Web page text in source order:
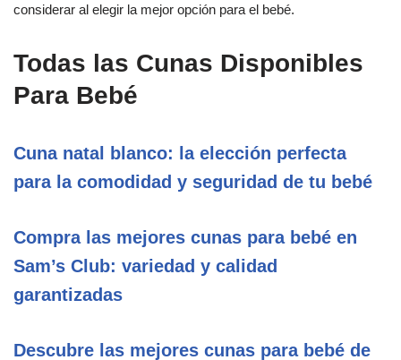
considerar al elegir la mejor opción para el bebé.
Todas las Cunas Disponibles
Para Bebé
Cuna natal blanco: la elección perfecta
para la comodidad y seguridad de tu bebé
Compra las mejores cunas para bebé en
Sam’s Club: variedad y calidad
garantizadas
Descubre las mejores cunas para bebé de